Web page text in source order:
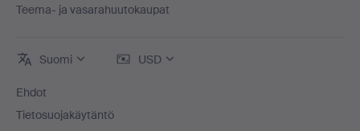
Teema- ja vasarahuutokaupat
Suomi USD
Ehdot
Tietosuojakäytäntö